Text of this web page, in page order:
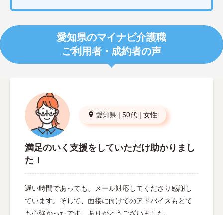
愛知県のマイナビ介護職
ご利用者・成約者の声
愛知県 | 50代 | 女性
満足のいく支援をしていただけ助かりまし
た！
遅い時間であっても、メール対応してくださり感謝し
ています。そして、面接に向けてのアドバイスもとて
も心強かったです。ありがとうございました。